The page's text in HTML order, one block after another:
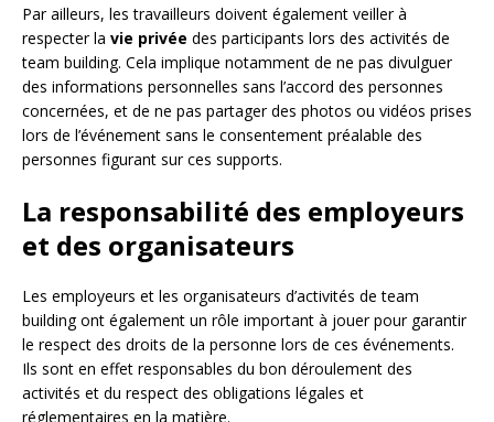
Par ailleurs, les travailleurs doivent également veiller à
respecter la vie privée des participants lors des activités de
team building. Cela implique notamment de ne pas divulguer
des informations personnelles sans l’accord des personnes
concernées, et de ne pas partager des photos ou vidéos prises
lors de l’événement sans le consentement préalable des
personnes figurant sur ces supports.
La responsabilité des employeurs
et des organisateurs
Les employeurs et les organisateurs d’activités de team
building ont également un rôle important à jouer pour garantir
le respect des droits de la personne lors de ces événements.
Ils sont en effet responsables du bon déroulement des
activités et du respect des obligations légales et
réglementaires en la matière.